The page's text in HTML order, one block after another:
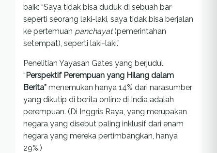
baik: “Saya tidak bisa duduk di sebuah bar
seperti seorang laki-laki, saya tidak bisa berjalan
ke pertemuan panchayat(pemerintahan
setempat), seperti laki-laki.”
Penelitian Yayasan Gates yang berjudul
“Perspektif Perempuan yang Hilang dalam
Berita” menemukan hanya 14% dari narasumber
yang dikutip di berita online di India adalah
perempuan. (Di Inggris Raya, yang merupakan
negara yang disebut paling inklusif dari enam
negara yang mereka pertimbangkan, hanya
29%.)